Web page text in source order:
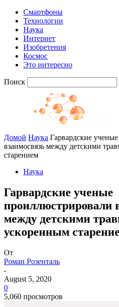
Смартфоны
Технологии
Наука
Интернет
Изобретения
Космос
Это интересно
Поиск
Домой Наука Гарвардские
взаимосвязь между детскими
старением
Наука
Гарвардские ученые
проиллюстрировали
между детскими
ускоренным
От
Роман Розенталь
-
August 5, 2020
0
5,060 просмотров